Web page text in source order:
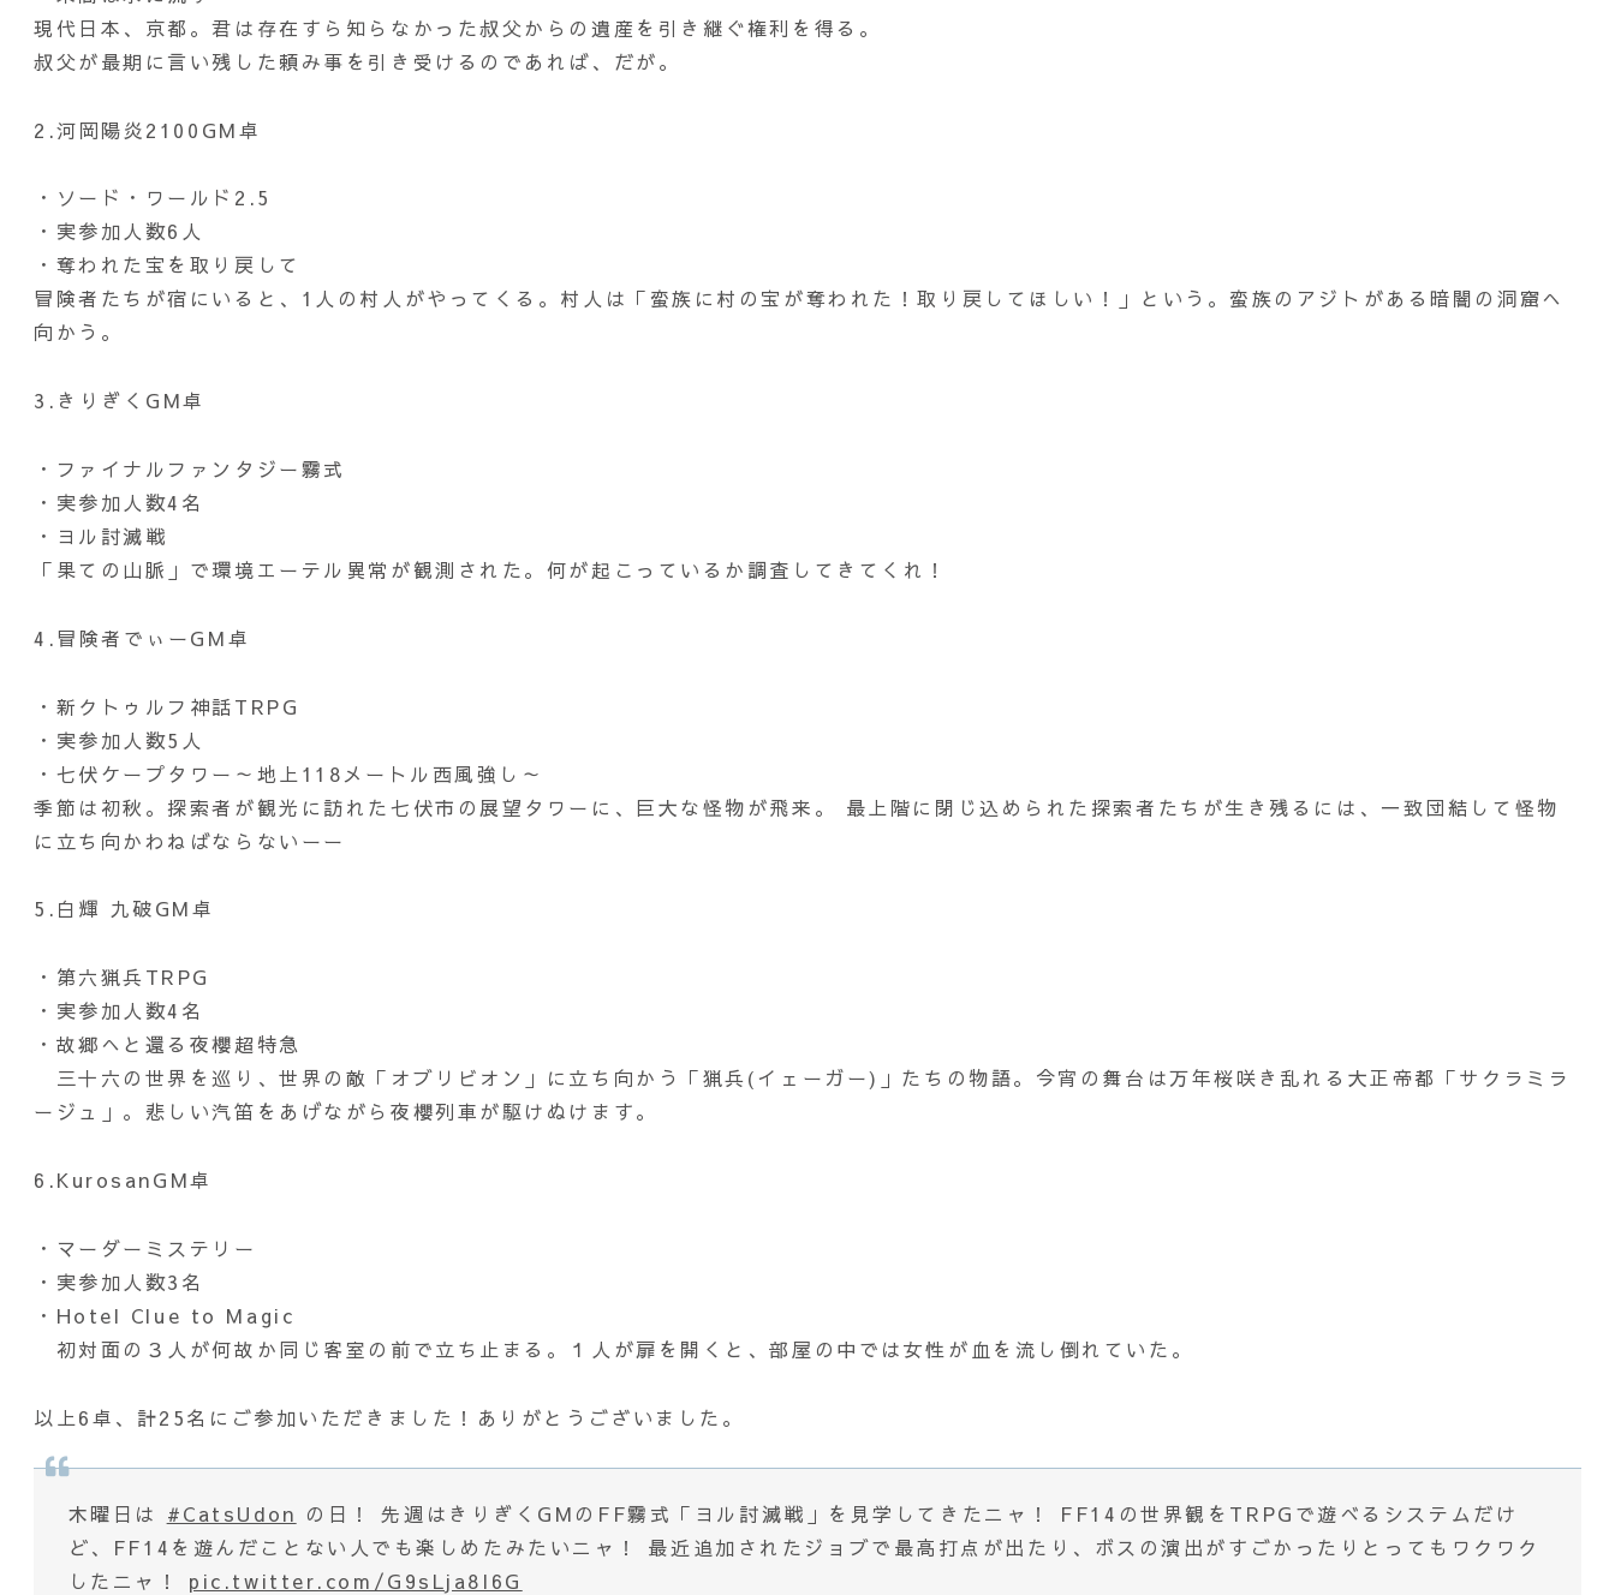
現代日本、京都。君は存在すら知らなかった叔父からの遺産を引き継ぐ権利を得る。
叔父が最期に言い残した頼み事を引き受けるのであれば、だが。
2.河岡陽炎2100GM卓
・ソード・ワールド2.5
・実参加人数6人
・奪われた宝を取り戻して
冒険者たちが宿にいると、1人の村人がやってくる。村人は「蛮族に村の宝が奪われた！取り戻してほしい！」という。蛮族のアジトがある暗闇の洞窟へ
向かう。
3.きりぎくGM卓
・ファイナルファンタジー霧式
・実参加人数4名
・ヨル討滅戦
「果ての山脈」で環境エーテル異常が観測された。何が起こっているか調査してきてくれ！
4.冒険者でぃーGM卓
・新クトゥルフ神話TRPG
・実参加人数5人
・七伏ケープタワー～地上118メートル西風強し～
季節は初秋。探索者が観光に訪れた七伏市の展望タワーに、巨大な怪物が飛来。 最上階に閉じ込められた探索者たちが生き残るには、一致団結して怪物
に立ち向かわねばならないーー
5.白輝 九破GM卓
・第六猟兵TRPG
・実参加人数4名
・故郷へと還る夜櫻超特急
三十六の世界を巡り、世界の敵「オブリビオン」に立ち向かう「猟兵(イェーガー)」たちの物語。今宵の舞台は万年桜咲き乱れる大正帝都「サクラミラ
ージュ」。悲しい汽笛をあげながら夜櫻列車が駆けぬけます。
6.KurosanGM卓
・マーダーミステリー
・実参加人数3名
・Hotel Clue to Magic
初対面の３人が何故か同じ客室の前で立ち止まる。１人が扉を開くと、部屋の中では女性が血を流し倒れていた。
以上6卓、計25名にご参加いただきました！ありがとうございました。
木曜日は #CatsUdon の日！ 先週はきりぎくGMのFF霧式「ヨル討滅戦」を見学してきたニャ！ FF14の世界観をTRPGで遊べるシステムだけ
ど、FF14を遊んだことない人でも楽しめたみたいニャ！ 最近追加されたジョブで最高打点が出たり、ボスの演出がすごかったりとってもワクワク
したニャ！ pic.twitter.com/G9sLja8I6G